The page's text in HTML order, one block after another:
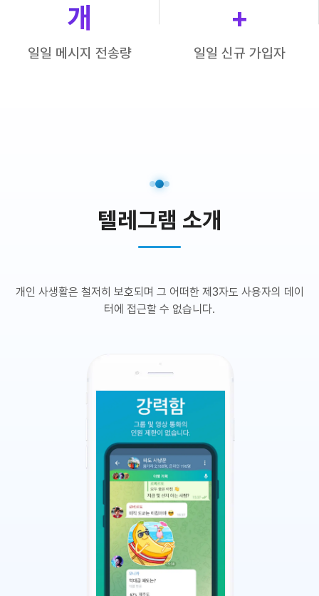
개
일일 메시지 전송량
+
일일 신규 가입자
텔레그램 소개
개인 사생활은 철저히 보호되며 그 어떠한 제3자도 사용자의 데이
터에 접근할 수 없습니다.